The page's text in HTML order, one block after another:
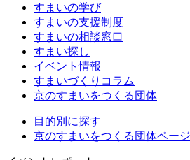
すまいの学び
すまいの支援制度
すまいの相談窓口
すまい探し
イベント情報
すまいづくりコラム
京のすまいをつくる団体
目的別に探す
京のすまいをつくる団体ペー